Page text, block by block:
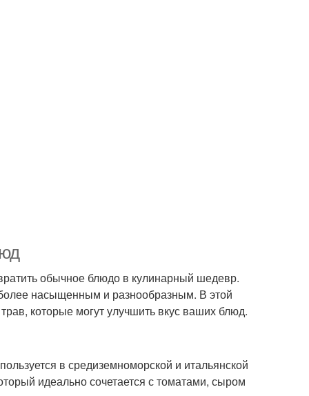
обычное блюдо в кулинарный шедевр.
насыщенным и разнообразным. В этой
которые могут улучшить вкус ваших блюд.
в средиземноморской и итальянской
идеально сочетается с томатами, сыром